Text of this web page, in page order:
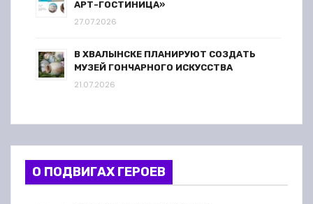
АРТ-ГОСТИНИЦА»
27.07.2026
В ХВАЛЫНСКЕ ПЛАНИРУЮТ СОЗДАТЬ
МУЗЕЙ ГОНЧАРНОГО ИСКУССТВА
21.07.2026
О ПОДВИГАХ ГЕРОЕВ